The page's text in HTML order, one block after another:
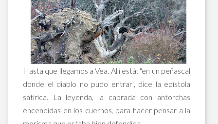
Hasta que llegamos a Vea. Allí está: "en un peñascal
donde el diablo no pudo entrar", dice la epístola
satírica. La leyenda, la cabrada con antorchas
encendidas en los cuernos, para hacer pensar a la